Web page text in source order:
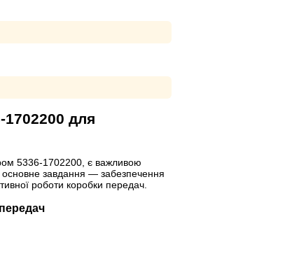
1702200 для
5336-1702200, є важливою
завдання — забезпечення
роботи коробки передач.